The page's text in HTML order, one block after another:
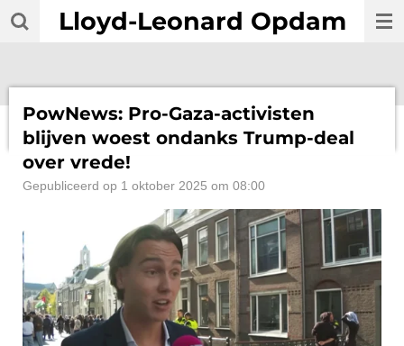
Ga
Lloyd-Leonard Opdam
PowNews: Pro-Gaza-activisten
blijven woest ondanks Trump-deal
over vrede!
Gepubliceerd op 1 oktober 2025 om 08:00